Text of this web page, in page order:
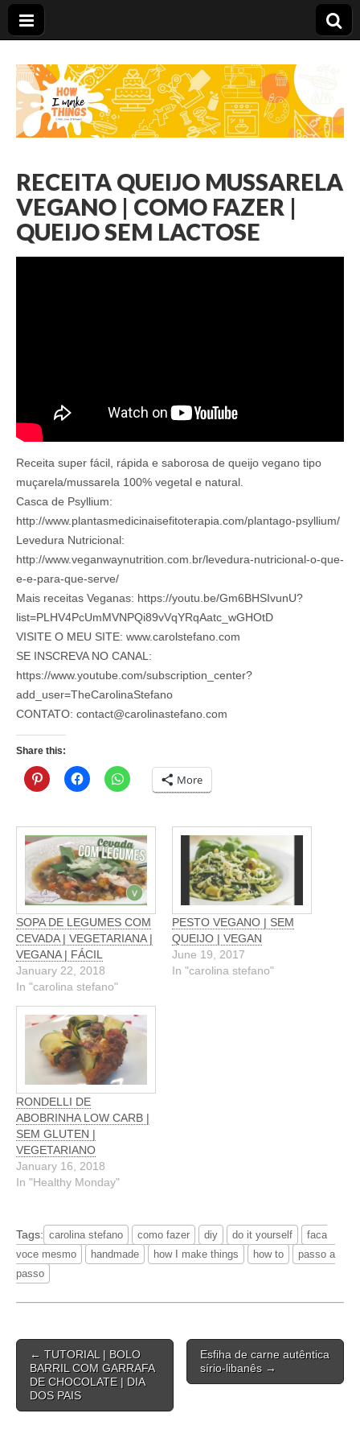
Carolina Stefano
RECEITA QUEIJO MUSSARELA
VEGANO | COMO FAZER |
QUEIJO SEM LACTOSE
Receita super fácil, rápida e saborosa de queijo vegano tipo
muçarela/mussarela 100% vegetal e natural.
Casca de Psyllium:
http://www.plantasmedicinaisefitoterapia.com/plantago-psyllium/
Levedura Nutricional:
http://www.veganwaynutrition.com.br/levedura-nutricional-o-que-
e-e-para-que-serve/
Mais receitas Veganas: https://youtu.be/Gm6BHSIvunU?
list=PLHV4PcUmMVNPQi89vVqYRqAatc_wGHOtD
VISITE O MEU SITE: www.carolstefano.com
SE INSCREVA NO CANAL:
https://www.youtube.com/subscription_center?
add_user=TheCarolinaStefano
CONTATO: contact@carolinastefano.com
Share this:
More
SOPA DE LEGUMES COM
CEVADA | VEGETARIANA |
VEGANA | FÁCIL
January 22, 2018
In "carolina stefano"
PESTO VEGANO | SEM
QUEIJO | VEGAN
June 19, 2017
In "carolina stefano"
RONDELLI DE
ABOBRINHA LOW CARB |
SEM GLUTEN |
VEGETARIANO
January 16, 2018
In "Healthy Monday"
Tags: carolina stefano como fazer diy do it yourself
faca
voce mesmo
handmade how I make things how to
passo a
passo
Post
navigation
← TUTORIAL | BOLO
BARRIL COM GARRAFA
DE CHOCOLATE | DIA
DOS PAIS
Esfiha de carne autêntica
sírio-libanês →